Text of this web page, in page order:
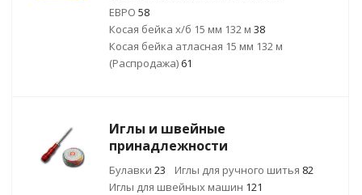
ЕВРО 58
Косая бейка х/б 15 мм 132 м 38
Косая бейка атласная 15 мм 132 м
(Распродажа) 61
Иглы и швейные
принадлежности
Булавки 23 Иглы для ручного шитья 82
Иглы для швейных машин 121